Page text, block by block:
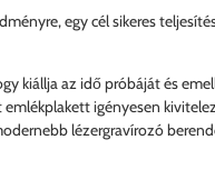
egy cél sikeres
kiállja az idő próbáját és
igényesen
lézergravírozó